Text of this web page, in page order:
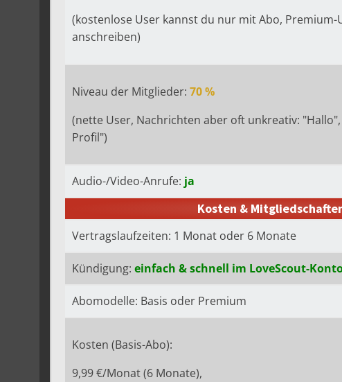
(kostenlose User kannst du nur mit Abo, Premium-
anschreiben)
Niveau der Mitglieder: 70 %
(nette User, Nachrichten aber oft unkreativ: "Hallo",
Profil")
Audio-/Video-Anrufe: ja
Kosten &
Vertragslaufzeiten: 1 Monat oder 6 Monate
Kündigung: einfach & schnell im LoveScout-
Abomodelle: Basis oder Premium
Kosten (Basis-Abo):
9,99 €/Monat (6 Monate),